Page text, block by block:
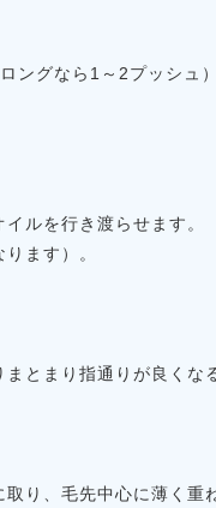
ングなら1～2プッシュ
ルを行き渡らせます。
ます）。
とまり指通りが良くな
り、毛先中心に薄く重